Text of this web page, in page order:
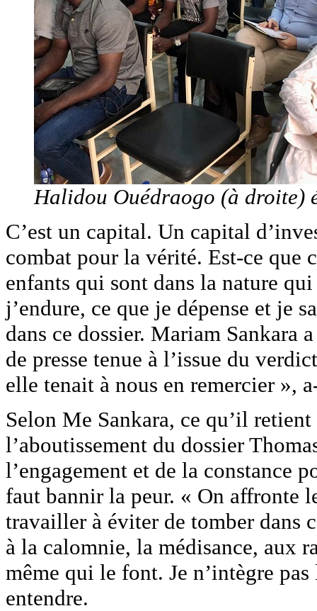
Halidou Ouédraogo (à droite)
C’est un capital. Un capital
combat pour la vérité. Est-ce que
enfants qui sont dans la nature
j’endure, ce que je dépense et je
dans ce dossier. Mariam Sankara
de presse tenue à l’issue du
elle tenait à nous en remercier »,
Selon Me Sankara, ce qu’il
l’aboutissement du dossier
l’engagement et de la constance
faut bannir la peur. « On affronte
travailler à éviter de tomber dans
à la calomnie, la médisance, aux
même qui le font. Je n’intègre
entendre.